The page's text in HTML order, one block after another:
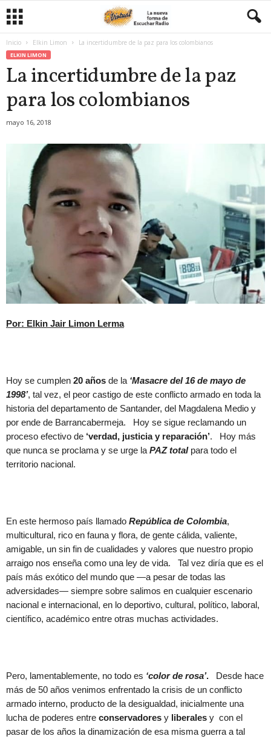
Inicio Elkin Limon La incertidumbre de la paz para los colombianos
ELKIN LIMON
La incertidumbre de la paz
para los colombianos
mayo 16, 2018
Por: Elkin Jair Limon Lerma
Hoy se cumplen 20 años de la ‘Masacre del 16 de mayo de
1998’, tal vez, el peor castigo de este conflicto armado en toda la
historia del departamento de Santander, del Magdalena Medio y
por ende de Barrancabermeja. Hoy se sigue reclamando un
proceso efectivo de ‘verdad, justicia y reparación’. Hoy más
que nunca se proclama y se urge la PAZ totalpara todo el
territorio nacional.
En este hermoso país llamado República de Colombia,
multicultural, rico en fauna y flora, de gente cálida, valiente,
amigable, un sin fin de cualidades y valores que nuestro propio
arraigo nos enseña como una ley de vida. Tal vez diría que es el
país más exótico del mundo que —a pesar de todas las
adversidades— siempre sobre salimos en cualquier escenario
nacional e internacional, en lo deportivo, cultural, político, laboral,
científico, académico entre otras muchas actividades.
Pero, lamentablemente, no todo es ‘color de rosa’. Desde hace
más de 50 años venimos enfrentado la crisis de un conflicto
armado interno, producto de la desigualdad, inicialmente una
lucha de poderes entre conservadores y liberales y con el
pasar de los años la dinamización de esa misma guerra a tal